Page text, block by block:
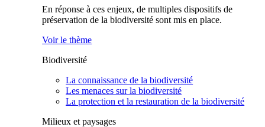
En réponse à ces enjeux, de multiples dispositifs de
préservation de la biodiversité sont mis en place.
Voir le thème
Biodiversité
La connaissance de la biodiversité
Les menaces sur la biodiversité
La protection et la restauration de la biodiversité
Milieux et paysages